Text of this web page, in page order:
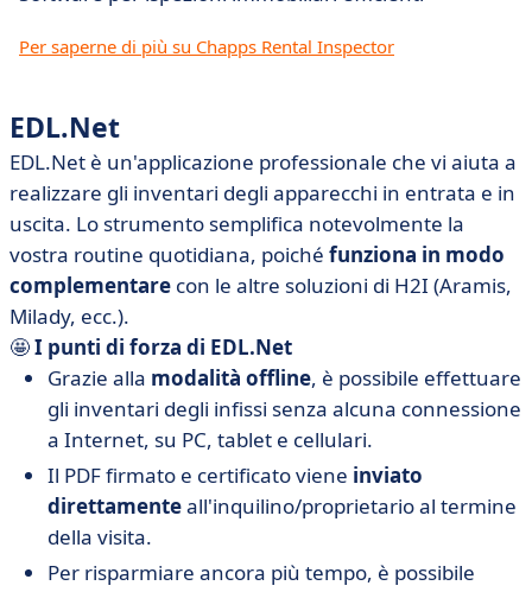
Per saperne di più su Chapps Rental Inspector
EDL.Net
EDL.Net è un'applicazione professionale che vi aiuta a
realizzare gli inventari degli apparecchi in entrata e in
uscita. Lo strumento semplifica notevolmente la
vostra routine quotidiana, poiché funziona in modo
complementare con le altre soluzioni di H2I (Aramis,
Milady, ecc.).
🤩I punti di forza di EDL.Net
Grazie alla modalità offline, è possibile effettuare
gli inventari degli infissi senza alcuna connessione
a Internet, su PC, tablet e cellulari.
Il PDF firmato e certificato viene inviato
direttamenteall'inquilino/proprietario al termine
della visita.
Per risparmiare ancora più tempo, è possibile